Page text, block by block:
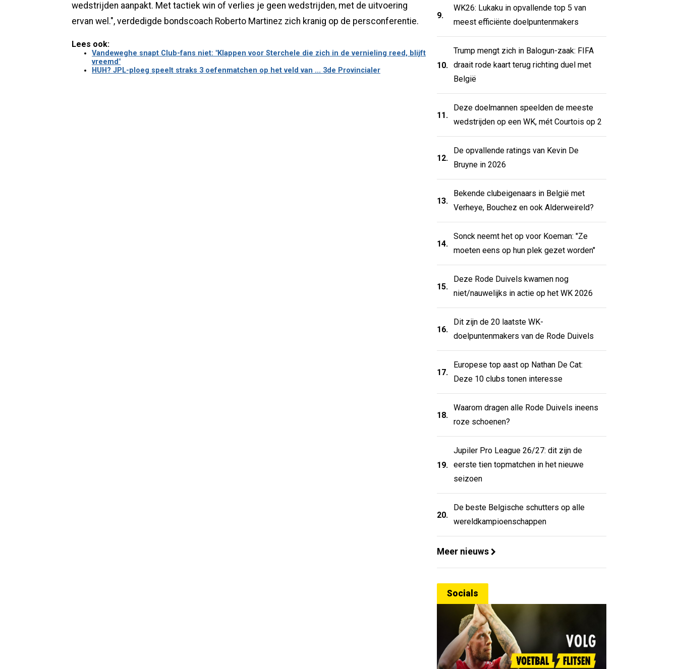
wedstrijden aanpakt. Met tactiek win of verlies je geen wedstrijden, met de uitvoering
ervan wel.", verdedigde bondscoach Roberto Martinez zich kranig op de persconferentie.
Lees ook:
Vandeweghe snapt Club-fans niet: "Klappen voor Sterchele die zich in de vernieling reed, blijft
vreemd"
HUH? JPL-ploeg speelt straks 3 oefenmatchen op het veld van ... 3de Provincialer
9.
WK26: Lukaku in opvallende top 5 van
meest efficiënte doelpuntenmakers
10.
Trump mengt zich in Balogun-zaak: FIFA
draait rode kaart terug richting duel met
België
11.
Deze doelmannen speelden de meeste
wedstrijden op een WK, mét Courtois op 2
12.
De opvallende ratings van Kevin De
Bruyne in 2026
13.
Bekende clubeigenaars in België met
Verheye, Bouchez en ook Alderweireld?
14.
Sonck neemt het op voor Koeman: "Ze
moeten eens op hun plek gezet worden"
15.
Deze Rode Duivels kwamen nog
niet/nauwelijks in actie op het WK 2026
16.
Dit zijn de 20 laatste WK-
doelpuntenmakers van de Rode Duivels
17.
Europese top aast op Nathan De Cat:
Deze 10 clubs tonen interesse
18.
Waarom dragen alle Rode Duivels ineens
roze schoenen?
19.
Jupiler Pro League 26/27: dit zijn de
eerste tien topmatchen in het nieuwe
seizoen
20.
De beste Belgische schutters op alle
wereldkampioenschappen
Meer nieuws
Socials